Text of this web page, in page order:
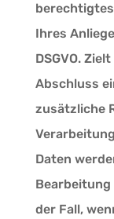
Ihres
DSGVO.
Abschluss
zusätzliche
Daten
der Fall,